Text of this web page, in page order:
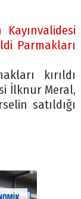
Kayınvalidesi
Parmakları
kırıldı
İlknur Meral,
satıldığı